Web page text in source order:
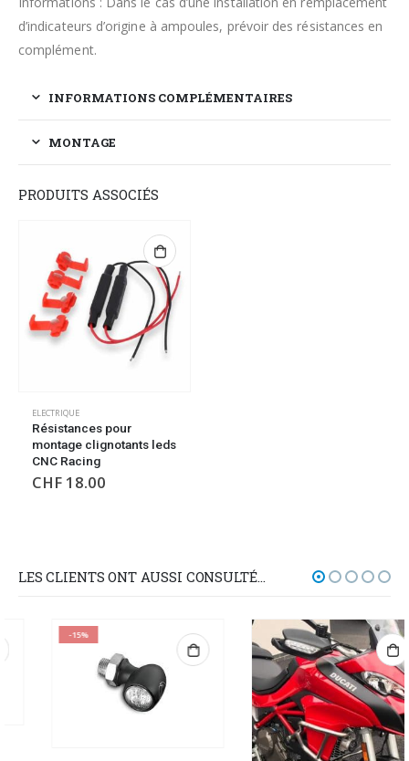
d’indicateurs d’origine à ampoules, prévoir des résistances en
complément.
INFORMATIONS COMPLÉMENTAIRES
MONTAGE
PRODUITS ASSOCIÉS
ELECTRIQUE
Résistances pour
montage clignotants leds
CNC Racing
CHF 18.00
LES CLIENTS ONT AUSSI CONSULTÉ…